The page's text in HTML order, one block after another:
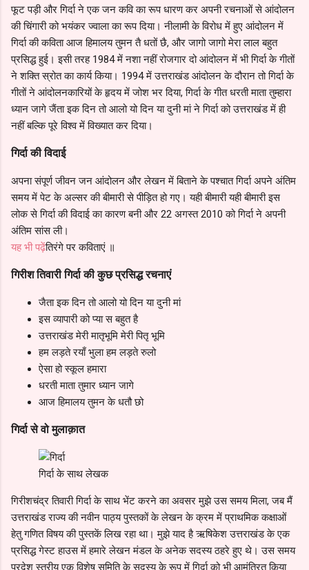
फूट पड़ी और गिर्दा ने एक जन कवि का रूप धारण कर अपनी रचनाओं से आंदोलन
की चिंगारी को भयंकर ज्वाला का रूप दिया। नीलामी के विरोध में हुए आंदोलन में
गिर्दा की कविता आज हिमालय तुमन तै धतों छै, और जागो जागो मेरा लाल बहुत
प्रसिद्ध हुई। इसी तरह 1984 में नशा नहीं रोजगार दो आंदोलन में भी गिर्दा के गीतों
ने शक्ति स्रोत का कार्य किया। 1994 में उत्तराखंड आंदोलन के दौरान तो गिर्दा के
गीतों ने आंदोलनकारियों के हृदय में जोश भर दिया, गिर्दा के गीत धरती माता तुम्हारा
ध्यान जागे जैंता इक दिन तो आलो यो दिन या दुनी मां ने गिर्दा को उत्तराखंड में ही
नहीं बल्कि पूरे विश्व में विख्यात कर दिया।
गिर्दा की विदाई
अपना संपूर्ण जीवन जन आंदोलन और लेखन में बिताने के पश्चात गिर्दा अपने अंतिम
समय में पेट के अल्सर की बीमारी से पीड़ित हो गए। यही बीमारी यही बीमारी इस
लोक से गिर्दा की विदाई का कारण बनी और 22 अगस्त 2010 को गिर्दा ने अपनी
अंतिम सांस ली।
यह भी पढ़ेंतिरंगे पर कविताएं ॥
गिरीश तिवारी गिर्दा की कुछ प्रसिद्ध रचनाएं
जैता इक दिन तो आलो यो दिन या दुनी मां
इस व्यापारी को प्या स बहुत है
उत्तराखंड मेरी मातृभूमि मेरी पितृ भूमि
हम लड़ते रयाँ भुला हम लड़ते रुलो
ऐसा हो स्कूल हमारा
धरती माता तुमार ध्यान जागे
आज हिमालय तुमन के धतौ छो
गिर्दा से वो मुलाक़ात
गिर्दा के साथ लेखक
गिरीशचंद्र तिवारी गिर्दा के साथ भेंट करने का अवसर मुझे उस समय मिला, जब मैं
उत्तराखंड राज्य की नवीन पाठ्य पुस्तकों के लेखन के क्रम में प्राथमिक कक्षाओं
हेतु गणित विषय की पुस्तकें लिख रहा था। मुझे याद है ऋषिकेश उत्तराखंड के एक
प्रसिद्ध गेस्ट हाउस में हमारे लेखन मंडल के अनेक सदस्य ठहरे हुए थे। उस समय
प्रदेश स्तरीय एक विशेष समिति के सदस्य के रूप में गिर्दा को भी आमंत्रित किया